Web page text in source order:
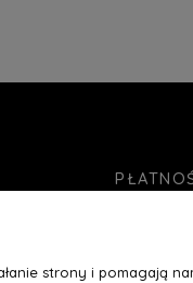
strony i pomagają